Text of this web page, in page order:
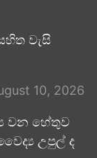
වැසි
10, 2026
වන හේතුව
උපුල් ද